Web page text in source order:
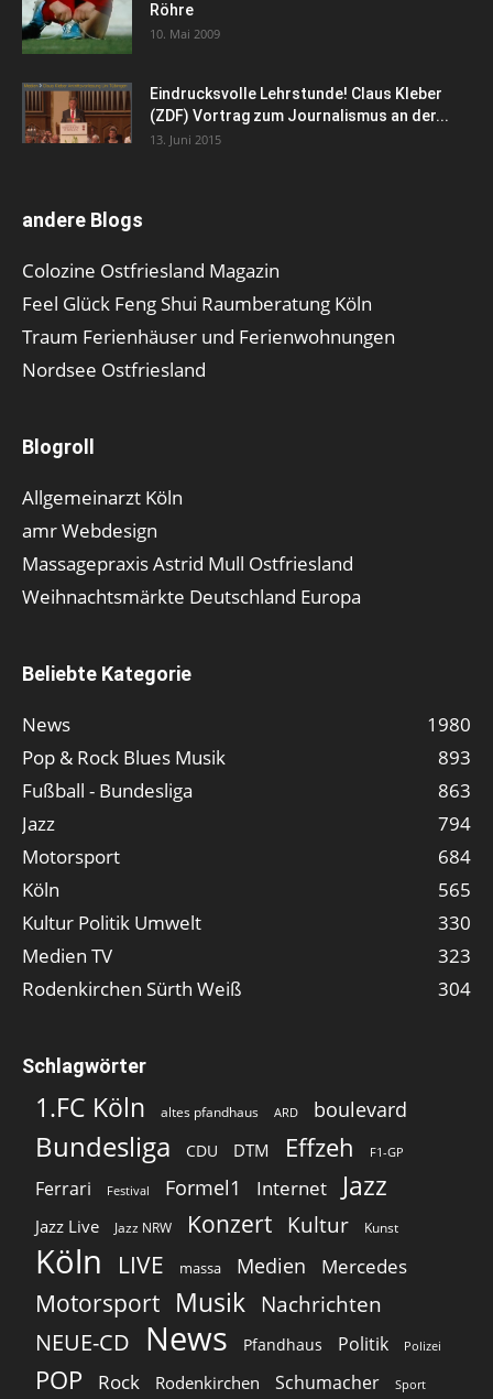
Röhre
10. Mai 2009
Eindrucksvolle Lehrstunde! Claus Kleber
(ZDF) Vortrag zum Journalismus an der...
13. Juni 2015
andere Blogs
Colozine Ostfriesland Magazin
Feel Glück Feng Shui Raumberatung Köln
Traum Ferienhäuser und Ferienwohnungen
Nordsee Ostfriesland
Blogroll
Allgemeinarzt Köln
amr Webdesign
Massagepraxis Astrid Mull Ostfriesland
Weihnachtsmärkte Deutschland Europa
Beliebte Kategorie
News
1980
Pop & Rock Blues Musik
893
Fußball - Bundesliga
863
Jazz
794
Motorsport
684
Köln
565
Kultur Politik Umwelt
330
Medien TV
323
Rodenkirchen Sürth Weiß
304
Schlagwörter
1.FC Köln altes pfandhaus ARD boulevard
Bundesliga CDU DTM Effzeh F1-GP
Ferrari Festival Formel1 Internet Jazz
Jazz Live Jazz NRW Konzert Kultur Kunst
Köln LIVE massa Medien Mercedes
Motorsport Musik Nachrichten
NEUE-CD
News Pfandhaus Politik Polizei
POP Rock Rodenkirchen Schumacher Sport